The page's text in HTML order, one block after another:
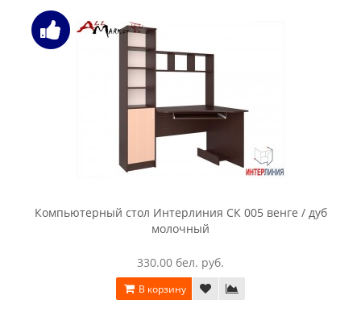
406.00 бел. руб.
В корзину